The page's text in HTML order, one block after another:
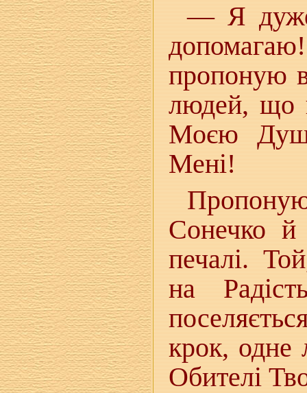
— Я
пропоную
людей, що
Моєю
Мені!
Сонечко
печалі.
на
крок, одне
Обителі